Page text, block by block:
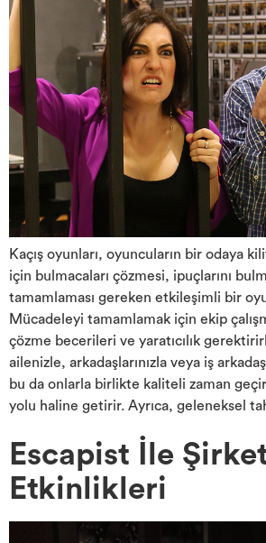
Kaçış oyunları, oyuncuların bir odaya
için bulmacaları çözmesi, ipuçlarını
tamamlaması gereken etkileşimli bir
Mücadeleyi tamamlamak için ekip
çözme becerileri ve yaratıcılık
ailenizle, arkadaşlarınızla veya iş
bu da onlarla birlikte kaliteli zaman
yolu haline getirir. Ayrıca, geleneksel
Escapist İle
Etkinlikleri